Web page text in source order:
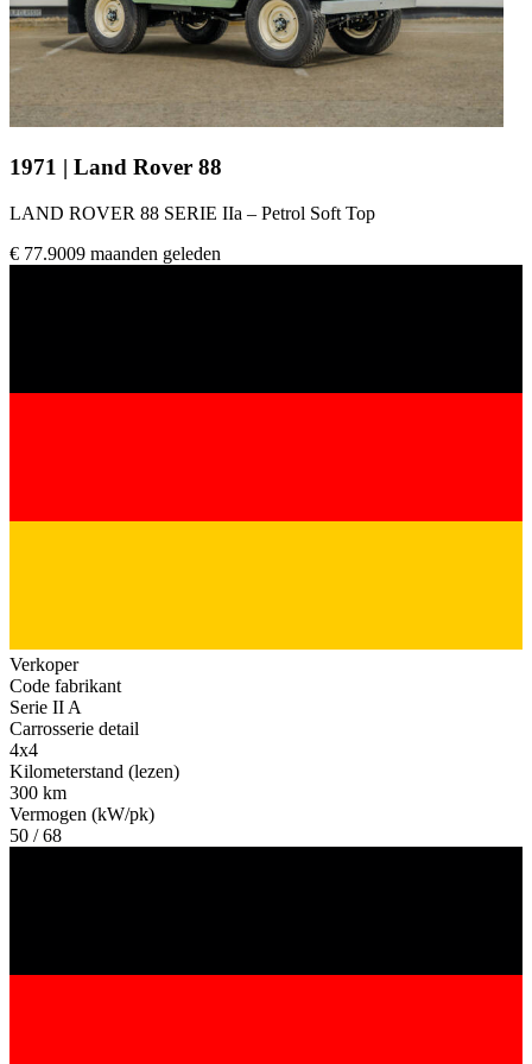
1971 | Land Rover 88
LAND ROVER 88 SERIE IIa – Petrol Soft Top
€ 77.9009 maanden geleden
Verkoper
Code fabrikant
Serie II A
Carrosserie detail
4x4
Kilometerstand (lezen)
300 km
Vermogen (kW/pk)
50 / 68